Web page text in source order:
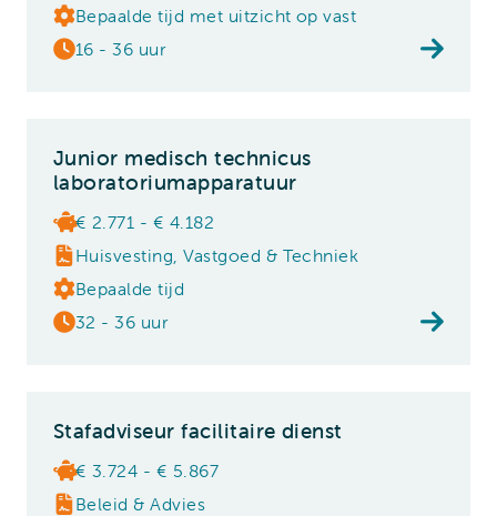
Bepaalde tijd met uitzicht op vast
16 - 36 uur
Junior medisch technicus
laboratoriumapparatuur
€ 2.771 - € 4.182
Huisvesting, Vastgoed & Techniek
Bepaalde tijd
32 - 36 uur
Stafadviseur facilitaire dienst
€ 3.724 - € 5.867
Beleid & Advies